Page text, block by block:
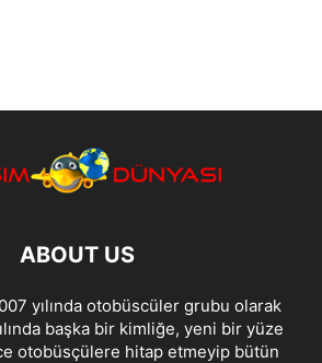
ABOUT US
yılında otobüscüler grubu olarak
başka bir kimliğe, yeni bir yüze
otobüsçülere hitap etmeyip bütün